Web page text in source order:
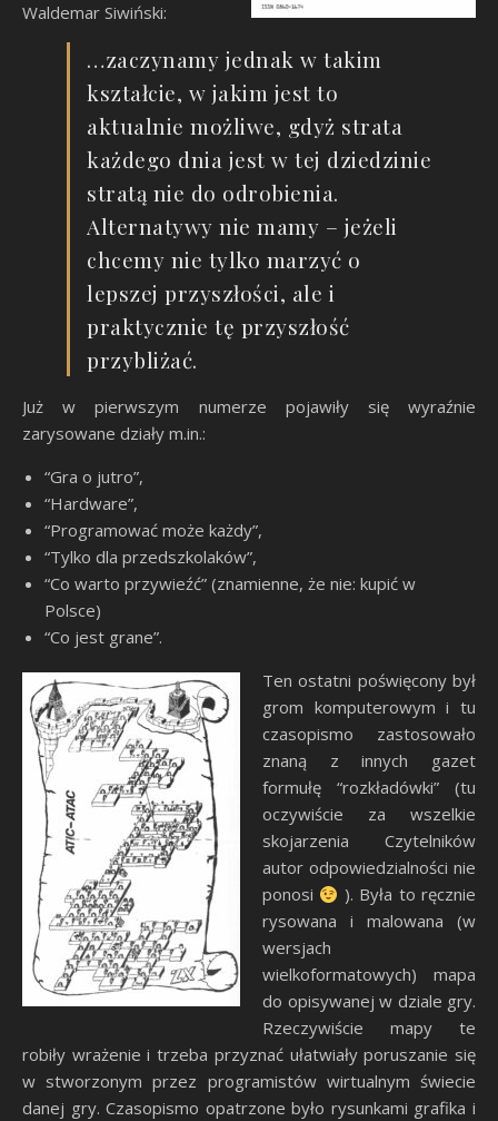
Waldemar Siwiński:
…zaczynamy jednak w takim
kształcie, w jakim jest to
aktualnie możliwe, gdyż strata
każdego dnia jest w tej dziedzinie
stratą nie do odrobienia.
Alternatywy nie mamy – jeżeli
chcemy nie tylko marzyć o
lepszej przyszłości, ale i
praktycznie tę przyszłość
przybliżać.
Już w pierwszym numerze pojawiły się wyraźnie
zarysowane działy m.in.:
“Gra o jutro”,
“Hardware”,
“Programować może każdy”,
“Tylko dla przedszkolaków”,
“Co warto przywieźć” (znamienne, że nie: kupić w
Polsce)
“Co jest grane”.
Ten ostatni poświęcony był
grom komputerowym i tu
czasopismo zastosowało
znaną z innych gazet
formułę “rozkładówki” (tu
oczywiście za wszelkie
skojarzenia Czytelników
autor odpowiedzialności nie
ponosi
). Była to ręcznie
rysowana i malowana (w
wersjach
wielkoformatowych) mapa
do opisywanej w dziale gry.
Rzeczywiście mapy te
robiły wrażenie i trzeba przyznać ułatwiały poruszanie się
w stworzonym przez programistów wirtualnym świecie
danej gry. Czasopismo opatrzone było rysunkami grafika i